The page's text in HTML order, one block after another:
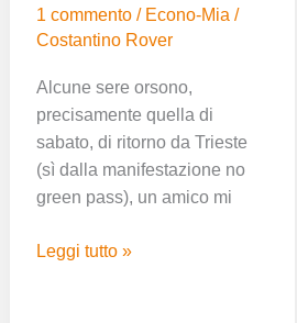
1 commento / Econo-Mia /
Costantino Rover
Alcune sere orsono,
precisamente quella di
sabato, di ritorno da Trieste
(sì dalla manifestazione no
green pass), un amico mi
Leggi tutto »